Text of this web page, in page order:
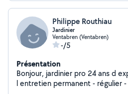
Philippe Routhiau
Jardinier
Ventabren (Ventabren)
-/5
Présentation
Bonjour, jardinier pro 24 ans d expérience Vous propose
l entretien permanent - régulier